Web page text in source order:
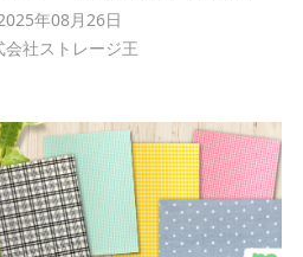
進年08月26日
会社ストレージ王